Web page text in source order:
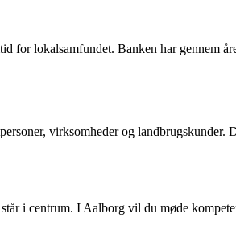
for lokalsamfundet. Banken har gennem
virksomheder og
i centrum. I Aalborg vil du møde